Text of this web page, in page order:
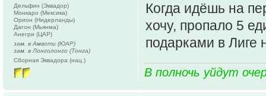
Когда идёшь на
хочу, пропало 5
подарками в Лиге
В полночь уйдут
Дельфин (Эквадор)
Монкаро (Мексика)
Орион (Нидерланды)
Дагон (Мьянма)
Анегри (ЦАР)
зам. в Амвоти (ЮАР)
зам. в Лонголонго (Тонга)
Сборная Эквадора (нац.)